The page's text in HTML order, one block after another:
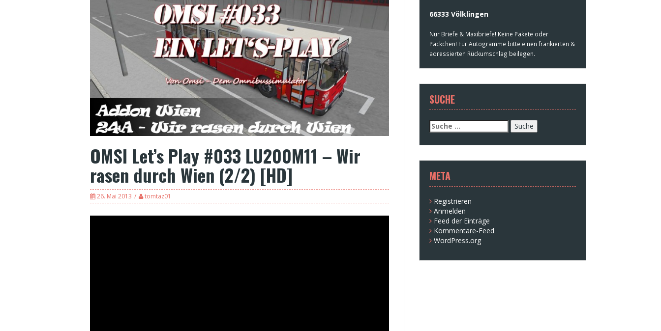
OMSI Let’s Play #033 LU200M11 – Wir
rasen durch Wien (2/2) [HD]
26. Mai 2013 tomtaz01
66333 Völklingen
Nur Briefe & Maxibriefe! Keine Pakete oder
Päckchen! Für Autogramme bitte einen frankierten &
adressierten Rückumschlag beilegen.
SUCHE
Suche
nach:
META
Registrieren
Anmelden
Feed der Einträge
Kommentare-Feed
WordPress.org